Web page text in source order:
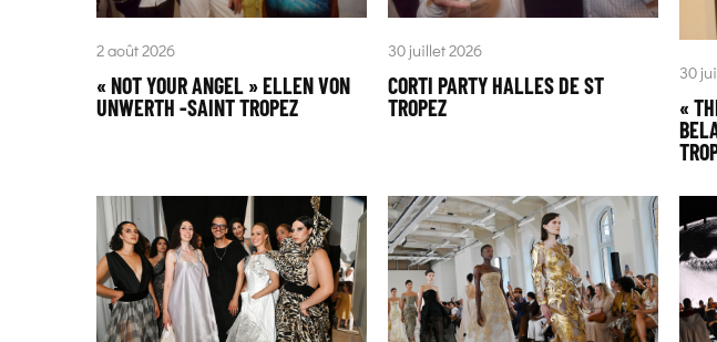
2 août 2026
« NOT YOUR ANGEL » ELLEN VON
UNWERTH -SAINT TROPEZ
30 juillet 2026
CORTI PARTY HALLES DE ST
TROPEZ
30
«